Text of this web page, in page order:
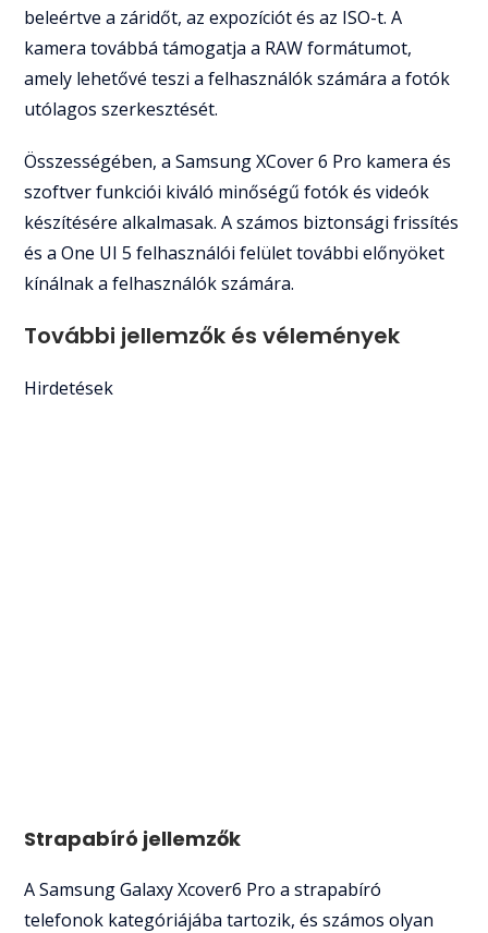
beleértve a záridőt, az expozíciót és az ISO-t. A
kamera továbbá támogatja a RAW formátumot,
amely lehetővé teszi a felhasználók számára a fotók
utólagos szerkesztését.
Összességében, a Samsung XCover 6 Pro kamera és
szoftver funkciói kiváló minőségű fotók és videók
készítésére alkalmasak. A számos biztonsági frissítés
és a One UI 5 felhasználói felület további előnyöket
kínálnak a felhasználók számára.
További jellemzők és vélemények
Hirdetések
Strapabíró jellemzők
A Samsung Galaxy Xcover6 Pro a strapabíró
telefonok kategóriájába tartozik, és számos olyan